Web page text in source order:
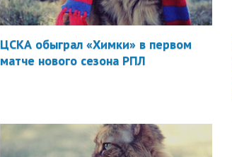
ЦСКА обыграл «Химки» в первом
матче нового сезона РПЛ